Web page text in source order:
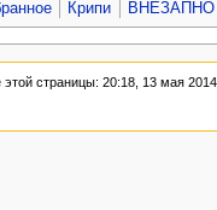
Крипи ВНЕЗАПНО
страницы: 20:18, 13 мая